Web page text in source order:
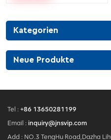
Kategorien
Neue Produkte
Tel : +86 13650281199
Email : inquiry@jnsvip.com
Add : NO.3 TengHu Road,Dazha